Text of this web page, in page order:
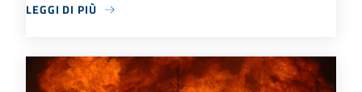
LEGGI DI PIÙ